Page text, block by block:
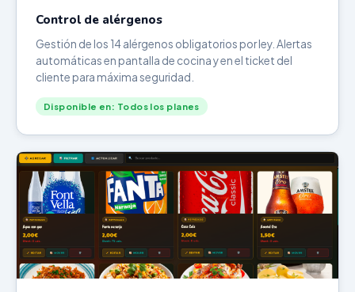
Control de alérgenos
Gestión de los 14 alérgenos obligatorios por ley. Alertas
automáticas en pantalla de cocina y en el ticket del
cliente para máxima seguridad.
Disponible en: Todos los planes